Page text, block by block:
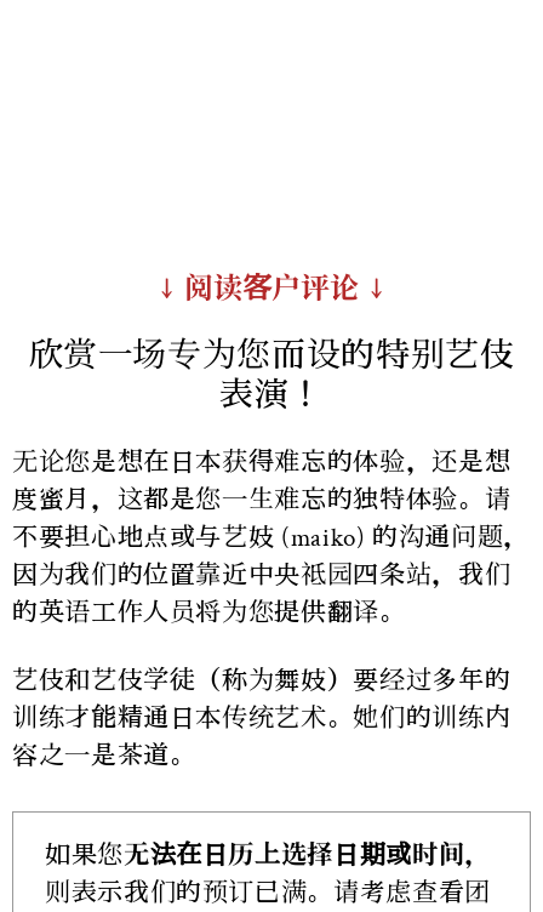
↓ 阅读客户评论 ↓
欣赏一场专为您而设的特别艺伎
表演！
无论您是想在日本获得难忘的体验，还是想
度蜜月，这都是您一生难忘的独特体验。请
不要担心地点或与艺妓 (maiko) 的沟通问题，
因为我们的位置靠近中央祗园四条站，我们
的英语工作人员将为您提供翻译。
艺伎和艺伎学徒（称为舞妓）要经过多年的
训练才能精通日本传统艺术。她们的训练内
容之一是茶道。
如果您无法在日历上选择日期或时间，
则表示我们的预订已满。请考虑查看团